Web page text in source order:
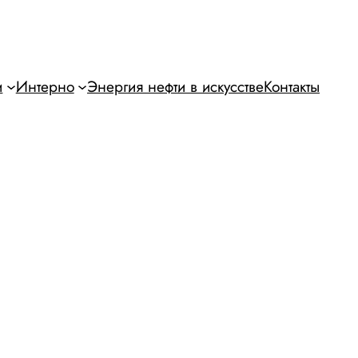
Интерно Энергия нефти в искусствеКонтакты